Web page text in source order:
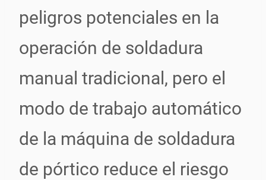
peligros potenciales en la
operación de soldadura
manual tradicional, pero el
modo de trabajo automático
de la máquina de soldadura
de pórtico reduce el riesgo